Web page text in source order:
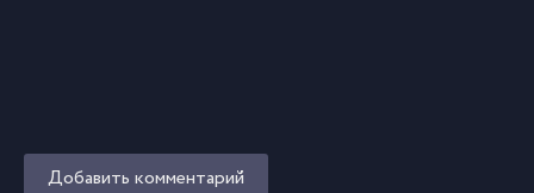
Добавить комментарий